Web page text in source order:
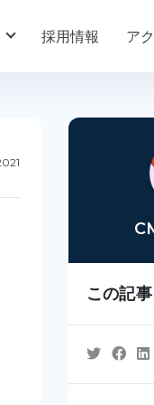
採用情報 ア
この記